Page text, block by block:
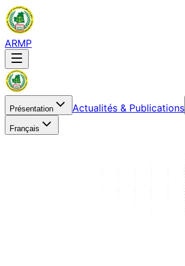
ARMP
Présentation Actualités & Publications
Français